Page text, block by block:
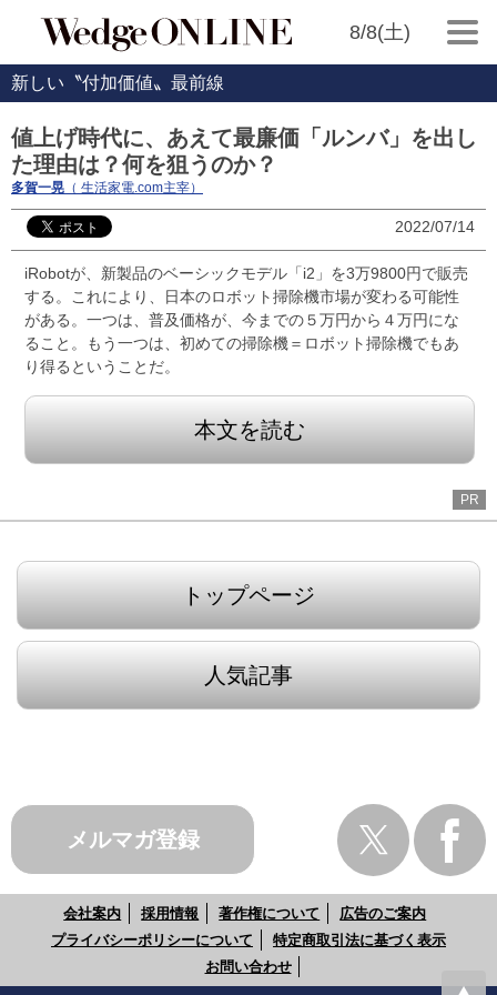
8/8(土)
新しい〝付加価値〟最前線
値上げ時代に、あえて最廉価「ルンバ」を出し
た理由は？何を狙うのか？
多賀一晃 （ 生活家電.com主宰）
2022/07/14
iRobotが、新製品のベーシックモデル「i2」を3万9800円で販売
する。これにより、日本のロボット掃除機市場が変わる可能性
がある。一つは、普及価格が、今までの５万円から４万円にな
ること。もう一つは、初めての掃除機＝ロボット掃除機でもあ
り得るということだ。
本文を読む
PR
トップページ
人気記事
メルマガ登録
会社案内 採用情報 著作権について
広告のご案内
プライバシーポリシーについて
特定商取引法に基づく表示
お問い合わせ